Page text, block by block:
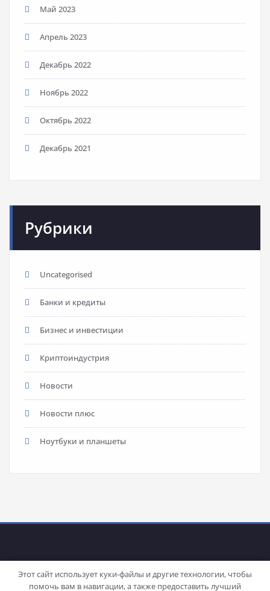
Май 2023
Апрель 2023
Декабрь 2022
Ноябрь 2022
Октябрь 2022
Декабрь 2021
Рубрики
Uncategorised
Банки и кредиты
Бизнес и инвестиции
Криптоиндустрия
Новости
Новости плюс
Ноутбуки и планшеты
Этот сайт использует куки-файлы и другие технологии, чтобы
помочь вам в навигации, а также предоставить лучший